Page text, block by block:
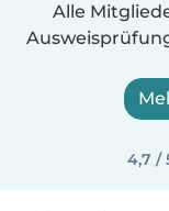
Alle
4,7 /